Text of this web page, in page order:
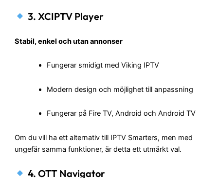
3. XCIPTV Player
Stabil, enkel och utan annonser
Fungerar smidigt med Viking IPTV
Modern design och möjlighet till anpassning
Fungerar på Fire TV, Android och Android TV
Om du vill ha ett alternativ till IPTV Smarters, men med
ungefär samma funktioner, är detta ett utmärkt val.
4. OTT Navigator